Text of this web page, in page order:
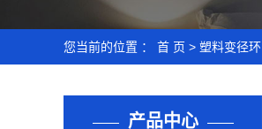
您当前的位置 ： 首 页 > 塑料变径环
产品中心